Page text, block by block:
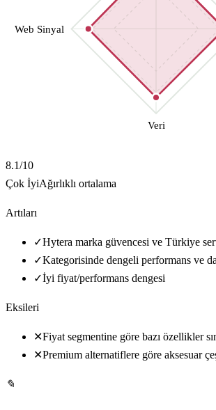
Veri
Web Sinyal
8.1/10
Çok İyiAğırlıklı ortalama
Artıları
✓Hytera marka güvencesi ve Türkiye
✓Kategorisinde dengeli performans ve
✓İyi fiyat/performans dengesi
Eksileri
✕Fiyat segmentine göre bazı özellikler
✕Premium alternatiflere göre aksesuar
✎